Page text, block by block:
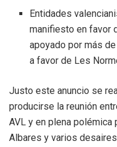
Entidades
manifiesto en favor
apoyado por más
a favor de Les
Justo este anuncio se
producirse la reunión
AVL y en plena
Albares y varios